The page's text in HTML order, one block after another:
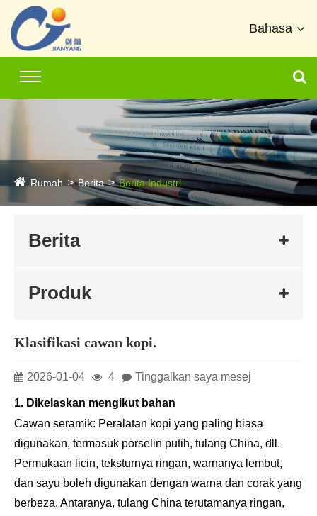
Bahasa
Rumah Berita Berita Industri
Berita
Produk
Klasifikasi cawan kopi.
2026-01-04 4 Tinggalkan saya mesej
1. Dikelaskan mengikut bahan
Cawan seramik: Peralatan kopi yang paling biasa
digunakan, termasuk porselin putih, tulang China, dll.
Permukaan licin, teksturnya ringan, warnanya lembut,
dan sayu boleh digunakan dengan warna dan corak yang
berbeza. Antaranya, tulang China terutamanya ringan,